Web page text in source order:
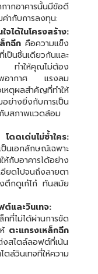
กากอาคารนั้นมีข้อดี
ค่ากับการลงทุน:
ด้ในโครงสร้าง:
กฉีกคือความแข็ง
ป็นชิ้นเดียวกันและ
ทำให้คุณไม่ต้อง
พอากาศ แรงลม
หตุผลสำคัญที่ทำให้
างยิ่งกับการเป็น
บสภาพแวดล้อม
ดเด่นไม่ซ้ำใคร:
นเอกลักษณ์เฉพาะ
กับอาคารได้อย่าง
อียดไปจนถึงลายตา
ตึกดูเก๋ไก๋ ทันสมัย
ต์และวินเทจ:
ที่ไม่ได้ผ่านการขัด
ตะแกรงเหล็กฉีก
งสไตล์ลอฟต์ที่เน้น
ล์วินเทจที่ให้ความ